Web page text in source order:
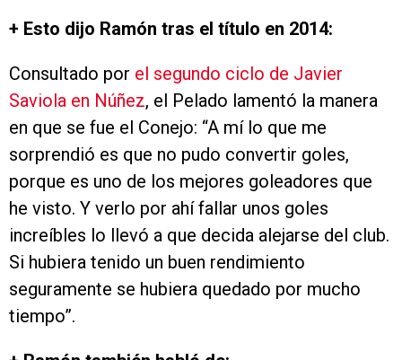
+ Esto dijo Ramón tras el título en 2014:
Consultado por el segundo ciclo de Javier
Saviola en Núñez, el Pelado lamentó la manera
en que se fue el Conejo: “A mí lo que me
sorprendió es que no pudo convertir goles,
porque es uno de los mejores goleadores que
he visto. Y verlo por ahí fallar unos goles
increíbles lo llevó a que decida alejarse del club.
Si hubiera tenido un buen rendimiento
seguramente se hubiera quedado por mucho
tiempo”.